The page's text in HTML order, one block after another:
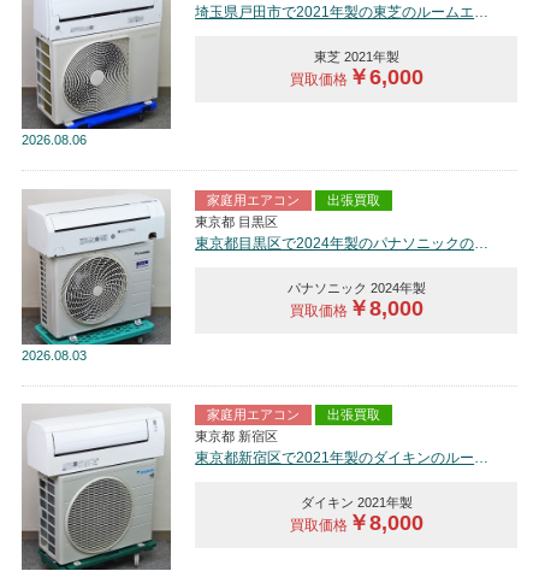
2026 08.06
埼玉県戸田市で2021年製の東芝のルームエアコン【中古品】を買取しました。
東芝 2021年製
買取価格￥6,000
2026 08.03
家庭用エアコン
出張買取
東京都 目黒区
パナソニック 2024年製
買取価格￥8,000
家庭用エアコン
出張買取
東京都 新宿区
東京都新宿区で2021年製のダイキンのルームエアコン【中古品】を買取しました。
ダイキン 2021年製
買取価格￥8,000